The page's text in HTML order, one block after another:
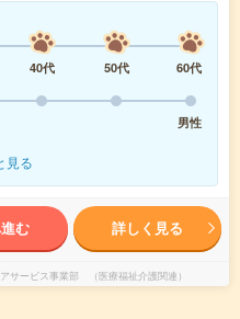
40代 50代
60代
男性
見る
む 詳しく見る
サービス事業部 （医療福祉介護関連）